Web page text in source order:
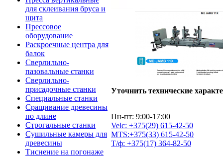
для склеивания бруса и
щита
Прессовое
оборудование
Раскроечные центра для
балок
Сверлильно-
пазовальные станки
Сверлильно-
присадочные станки
Специальные станки
Сращивание древесины
по длине
Строгальные станки
Сушильные камеры для
древесины
Тиснение на погонаже
Уточнить технические
Пн-пт: 9:00-17:00
Velc: +375(29) 615-42-50
MTS:+375(33) 615-42-50
Т/ф: +375(17) 364-82-50